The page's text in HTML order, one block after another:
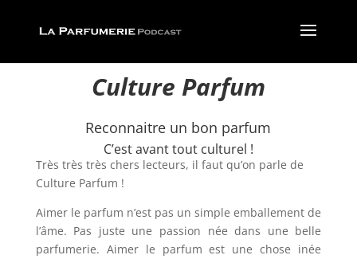
Culture Parfum
Reconnaitre un bon parfum
C’est avant tout culturel !
Très très très chers lecteurs, il faut qu’on parle de
Culture Parfum !
Aimer le parfum n’est pas un simple emballement de
l’âme. Pas juste une passion née dans une belle
parfumerie. Aimer le parfum est une chose inée